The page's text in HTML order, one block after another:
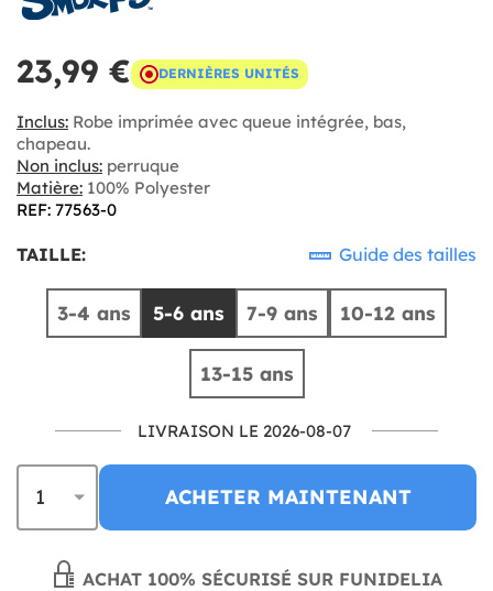
23,99 € DERNIÈRES UNITÉS
Inclus: Robe imprimée avec queue intégrée, bas,
chapeau.
Non inclus: perruque
Matière: 100% Polyester
REF: 77563-0
TAILLE: Guide des tailles
3-4 ans 5-6 ans 7-9 ans 10-12 ans
13-15 ans
LIVRAISON LE 2026-08-07
ACHETER MAINTENANT
ACHAT 100% SÉCURISÉ SUR FUNIDELIA